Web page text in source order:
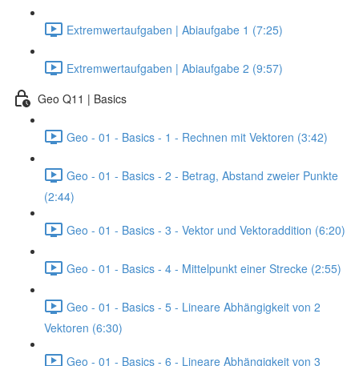
Extremwertaufgaben | Abiaufgabe 1 (7:25)
Extremwertaufgaben | Abiaufgabe 2 (9:57)
Geo Q11 | Basics
Geo - 01 - Basics - 1 - Rechnen mit Vektoren (3:42)
Geo - 01 - Basics - 2 - Betrag, Abstand zweier Punkte
(2:44)
Geo - 01 - Basics - 3 - Vektor und Vektoraddition (6:20)
Geo - 01 - Basics - 4 - Mittelpunkt einer Strecke (2:55)
Geo - 01 - Basics - 5 - Lineare Abhängigkeit von 2
Vektoren (6:30)
Geo - 01 - Basics - 6 - Lineare Abhängigkeit von 3